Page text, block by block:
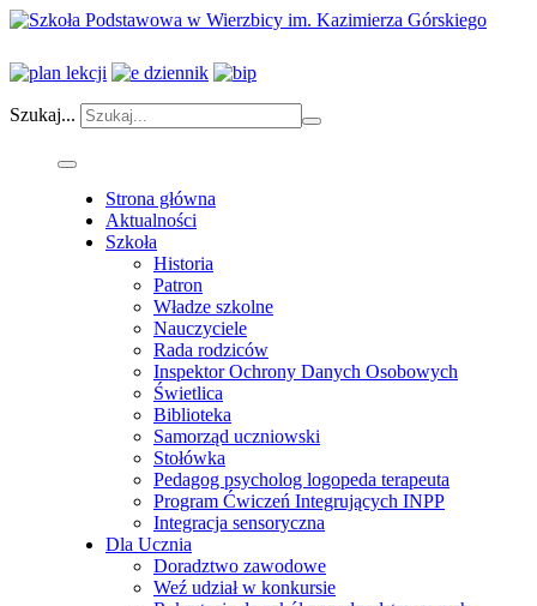
Szukaj...
Strona główna
Aktualności
Szkoła
Historia
Patron
Władze szkolne
Nauczyciele
Rada rodziców
Inspektor Ochrony Danych Osobowych
Świetlica
Biblioteka
Samorząd uczniowski
Stołówka
Pedagog psycholog logopeda terapeuta
Program Ćwiczeń Integrujących INPP
Integracja sensoryczna
Dla Ucznia
Doradztwo zawodowe
Weź udział w konkursie